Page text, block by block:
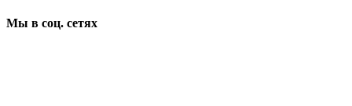
Мы в соц. сетях